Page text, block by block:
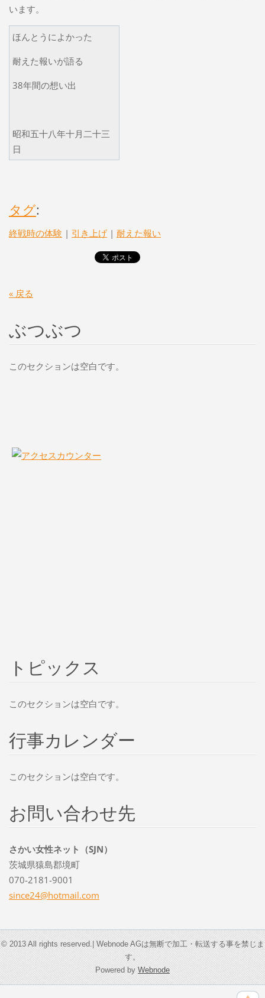
います。
ほんとうによかった
耐えた報いが語る
38年間の想い出
昭和五十八年十月二十三
日
タグ:
終戦時の体験 | 引き上げ | 耐えた報い
« 戻る
ぶつぶつ
このセクションは空白です。
トピックス
このセクションは空白です。
行事カレンダー
このセクションは空白です。
お問い合わせ先
さかい女性ネット（SJN）
茨城県猿島郡境町
070-2181-9001
since24@hotmail.com
© 2013 All rights reserved.| Webnode AGは無断で加工・転送する事を禁じま
す。
Powered byWebnode